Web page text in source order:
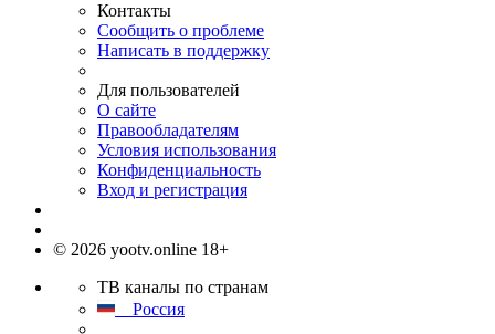
Контакты
Сообщить о проблеме
Написать в поддержку
Для пользователей
О сайте
Правообладателям
Условия использования
Конфиденциальность
Вход и регистрация
© 2026 yootv.online 18+
ТВ каналы по странам
Россия